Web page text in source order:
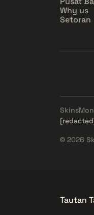
Why us
Setoran
© 2026
Tautan